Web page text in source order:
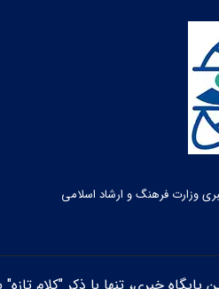
وزارت فرهنگ و ارشاد اسلامی